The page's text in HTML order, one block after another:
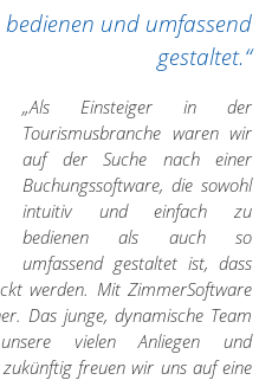
und umfassend
gestaltet.“
„Als Einsteiger in der
Tourismusbranche waren wir
auf der Suche nach einer
Buchungssoftware, die sowohl
intuitiv und einfach zu
bedienen als auch so
umfassend gestaltet ist, dass
werden. Mit ZimmerSoftware
Das junge, dynamische Team
vielen Anliegen und
freuen wir uns auf eine